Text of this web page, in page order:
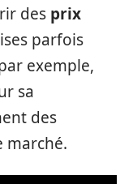
des prix
parfois
exemple,
sa
des
marché.